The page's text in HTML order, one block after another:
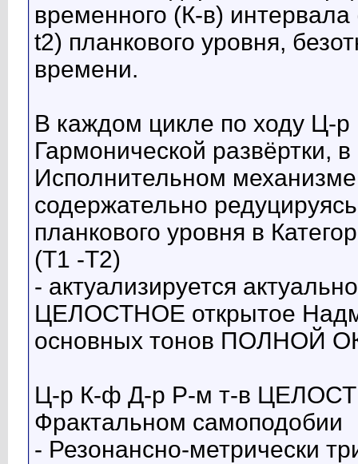
временного (К-в)
t2) планкового уровня,
времени.
В каждом цикле по ходу
Гармонической
Исполнительном
содержательно
планкового уровня в
(Т1 -Т2)
- актуализируется
ЦЕЛОСТНОЕ открытое
основных тонов ПОЛНОЙ
Ц-р К-ф Д-р Р-м т-в
Фрактальном самоподобии
- Резонансно-метрически